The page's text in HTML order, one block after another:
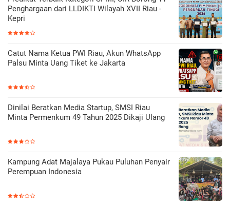
Penghargaan dari LLDIKTI Wilayah XVII Riau -
Kepri
Catut Nama Ketua PWI Riau, Akun WhatsApp
Palsu Minta Uang Tiket ke Jakarta
Dinilai Beratkan Media Startup, SMSI Riau
Minta Permenkum 49 Tahun 2025 Dikaji Ulang
Kampung Adat Majalaya Pukau Puluhan Penyair
Perempuan Indonesia